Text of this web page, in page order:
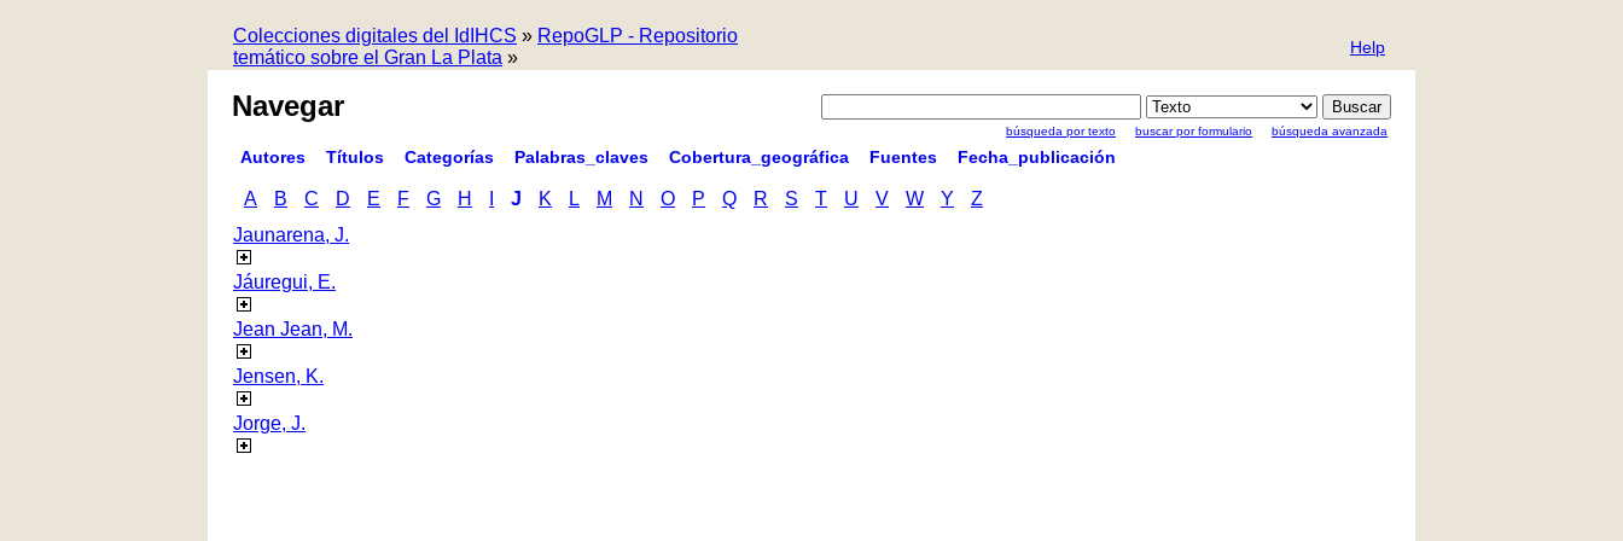
Colecciones digitales del IdIHCS » RepoGLP - Repositorio
temático sobre el Gran La Plata » Help
Navegar
búsqueda por texto buscar por formulario búsqueda avanzada
Autores Títulos Categorías Palabras_claves Cobertura_geográfica Fuentes Fecha_publicación
A B C D E F G H J K L M N O P Q R S T U V W Y
Z
Jaunarena, J.
Jáuregui, E.
Jean Jean, M.
Jensen, K.
Jorge, J.